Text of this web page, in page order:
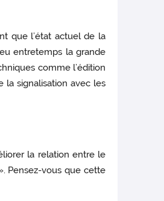
que l’état actuel de la
entretemps la grande
comme l’édition
la signalisation avec les
la relation entre le
Pensez-vous que cette